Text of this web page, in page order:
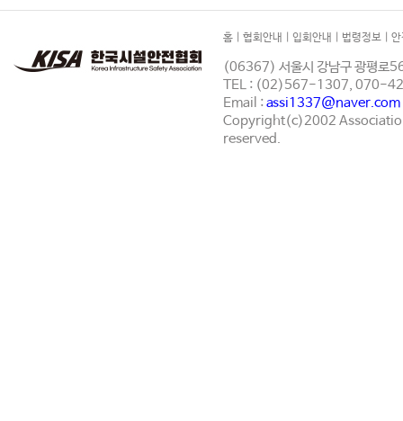
홈 협회안내 입회안내 법령정보
(06367) 서울시 강남구 광평로
TEL : (02)567-1307, 070-
Email :assi1337@naver.com
Copyright(c)2002
reserved.